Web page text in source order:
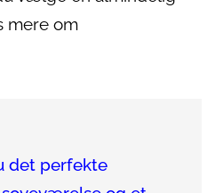
mere om
det perfekte